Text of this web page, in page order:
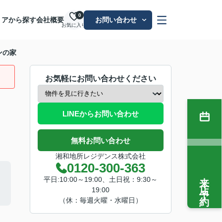
アから探す会社概要
お気に入り
0
お問い合わせ
の家
お気軽にお問い合わせください
LINEからお問い合わせ
無料お問い合わせ
湘和地所レジデンス株式会社
0120-300-363
平日:10:00～19:00、土日祝：9:30～
19:00
（休：毎週火曜・水曜日）
来店予約